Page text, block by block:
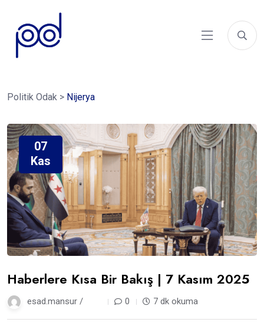
Politik Odak > Nijerya
07
Kas
Haberlere Kısa Bir Bakış | 7 Kasım 2025
esad.mansur / 0 7 dk okuma